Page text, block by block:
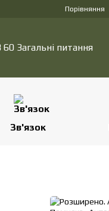
Порівняння
Загальні питання
Зв'язок